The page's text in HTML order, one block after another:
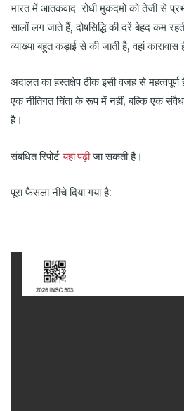
भारत में आतंकवाद-रोधी मुकदमों को तेजी से
सालों लग जाते हैं, दोषसिद्धि की दरें बेहद कम
व्याख्या बहुत कड़ाई से की जाती है, वहां
अदालत का हस्तक्षेप ठीक इसी वजह से
एक नीतिगत चिंता के रूप में नहीं, बल्कि एक
है।
संबंधित रिपोर्टयहां पढ़ीजा सकती है।
पूरा फैसला नीचे दिया गया है: